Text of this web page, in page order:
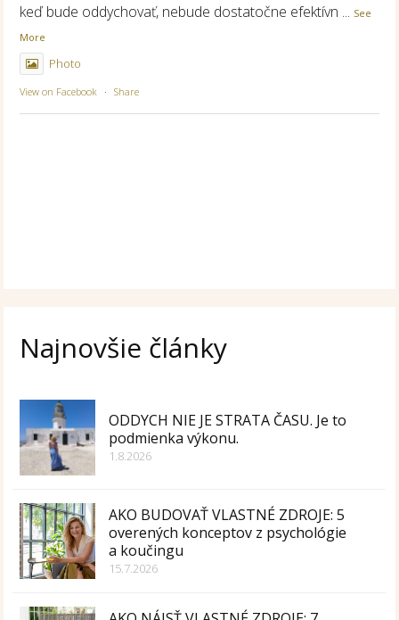
keď bude oddychovať, nebude dostatočne efektívn ... See
More
Photo
View on Facebook · Share
Najnovšie články
ODDYCH NIE JE STRATA ČASU. Je to
podmienka výkonu.
1.8.2026
AKO BUDOVAŤ VLASTNÉ ZDROJE: 5
overených konceptov z psychológie
a koučingu
15.7.2026